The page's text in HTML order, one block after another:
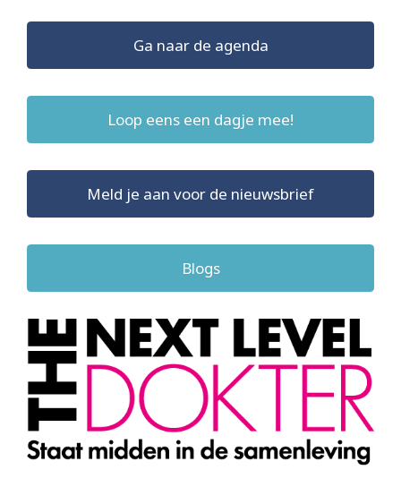
Ga naar de agenda
Loop eens een dagje mee!
Meld je aan voor de nieuwsbrief
Blogs